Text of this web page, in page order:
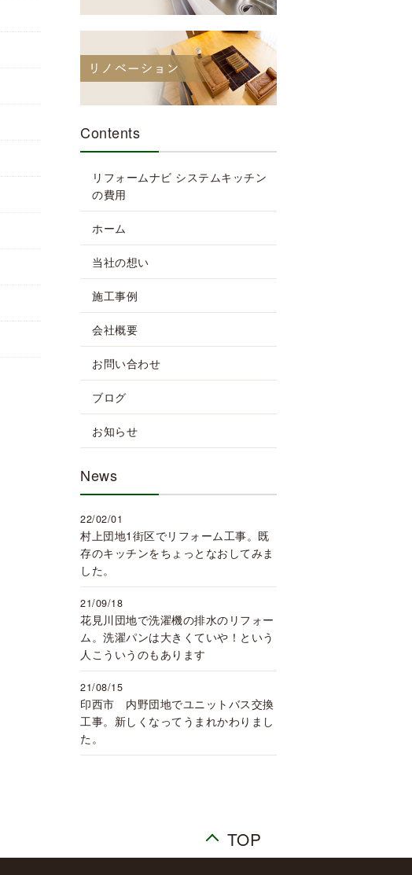
Contents
リフォームナビ システムキッチン
の費用
ホーム
当社の想い
施工事例
会社概要
お問い合わせ
ブログ
お知らせ
News
22/02/01
村上団地1街区でリフォーム工事。既
存のキッチンをちょっとなおしてみま
した。
21/09/18
花見川団地で洗濯機の排水のリフォー
ム。洗濯パンは大きくていや！という
人こういうのもあります
21/08/15
印西市 内野団地でユニットバス交換
工事。新しくなってうまれかわりまし
た。
TOP